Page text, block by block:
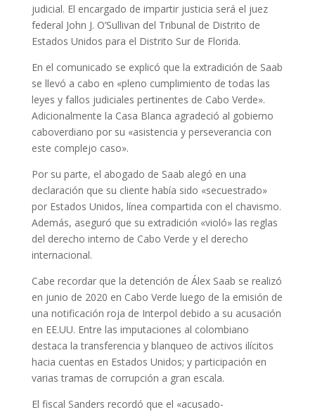
judicial. El encargado de impartir justicia será el juez
federal John J. O’Sullivan del Tribunal de Distrito de
Estados Unidos para el Distrito Sur de Florida.
En el comunicado se explicó que la extradición de Saab
se llevó a cabo en «pleno cumplimiento de todas las
leyes y fallos judiciales pertinentes de Cabo Verde».
Adicionalmente la Casa Blanca agradeció al gobierno
caboverdiano por su «asistencia y perseverancia con
este complejo caso».
Por su parte, el abogado de Saab alegó en una
declaración que su cliente había sido «secuestrado»
por Estados Unidos, línea compartida con el chavismo.
Además, aseguró que su extradición «violó» las reglas
del derecho interno de Cabo Verde y el derecho
internacional.
Cabe recordar que la detención de Álex Saab se realizó
en junio de 2020 en Cabo Verde luego de la emisión de
una notificación roja de Interpol debido a su acusación
en EE.UU. Entre las imputaciones al colombiano
destaca la transferencia y blanqueo de activos ilícitos
hacia cuentas en Estados Unidos; y participación en
varias tramas de corrupción a gran escala.
El fiscal Sanders recordó que el «acusado-